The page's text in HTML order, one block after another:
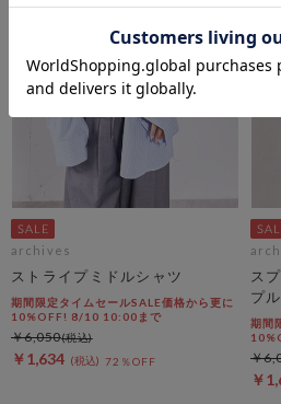
archives
ストライプミドルシャツ
期間限定タイムセールSALE価格から更に
10%OFF! 8/10 10:00まで
￥1,634 72％OFF
￥6,050
ス
プ
期間
￥
￥